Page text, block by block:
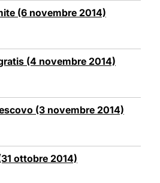
(6 novembre 2014)
(4 novembre 2014)
(3 novembre 2014)
ottobre 2014)